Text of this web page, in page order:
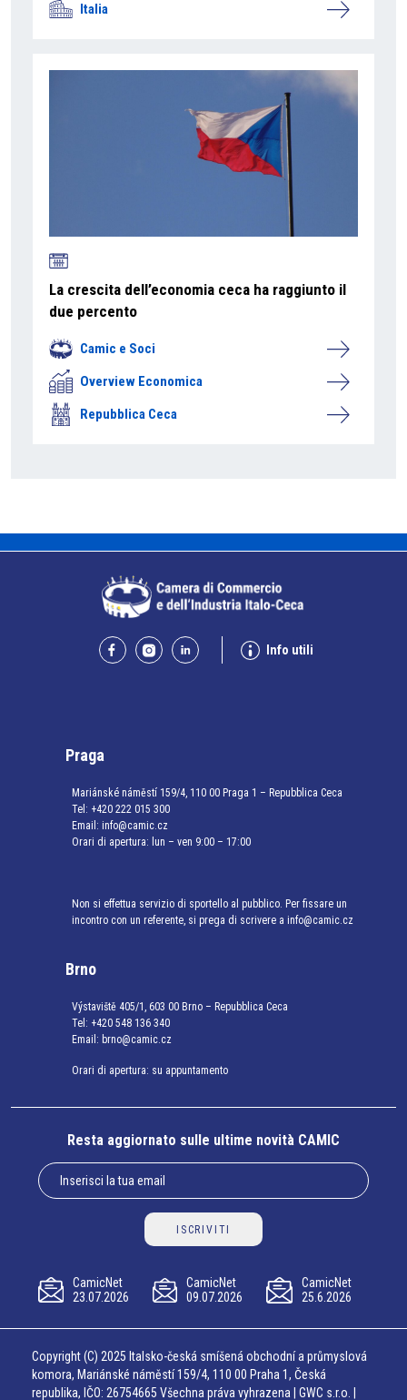
Italia
La crescita dell’economia ceca ha raggiunto il
due percento
Camic e Soci
Overview Economica
Repubblica Ceca
Info utili
Praga
Mariánské náměstí 159/4, 110 00 Praga 1 – Repubblica Ceca
Tel: +420 222 015 300
Email: info@camic.cz
Orari di apertura: lun – ven 9:00 – 17:00
Non si effettua servizio di sportello al pubblico. Per fissare un
incontro con un referente, si prega di scrivere a info@camic.cz
Brno
Výstaviště 405/1, 603 00 Brno – Repubblica Ceca
Tel: +420 548 136 340
Email: brno@camic.cz
Orari di apertura: su appuntamento
Resta aggiornato sulle ultime novità CAMIC
ISCRIVITI
CamicNet
23.07.2026
CamicNet
09.07.2026
CamicNet
25.6.2026
Copyright (C) 2025 Italsko-česká smíšená obchodní a průmyslová
komora, Mariánské náměstí 159/4, 110 00 Praha 1, Česká
republika, IČO: 26754665 Všechna práva vyhrazena | GWC s.r.o. |